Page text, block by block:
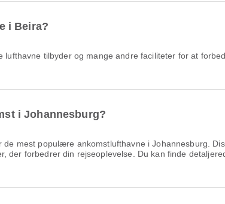
i Beira?
tilbyder og mange andre faciliteter for at
i Johannesburg?
de mest populære ankomstlufthavne i Johannesburg.
der forbedrer din rejseoplevelse. Du kan finde